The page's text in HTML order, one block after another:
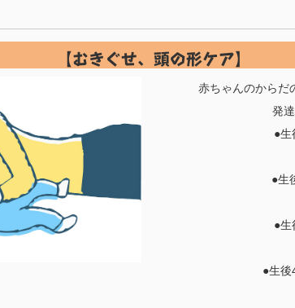
【むきぐせ、頭の形ケア】
赤ちゃんのからだ
発
●生
●生
●生
●生後